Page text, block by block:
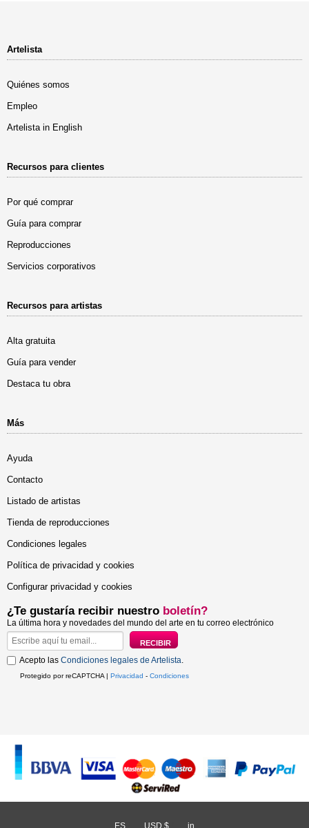
Artelista
Quiénes somos
Empleo
Artelista in English
Recursos para clientes
Por qué comprar
Guía para comprar
Reproducciones
Servicios corporativos
Recursos para artistas
Alta gratuita
Guía para vender
Destaca tu obra
Más
Ayuda
Contacto
Listado de artistas
Tienda de reproducciones
Condiciones legales
Política de privacidad y cookies
Configurar privacidad y cookies
¿Te gustaría recibir nuestro boletín?
La última hora y novedades del mundo del arte en tu correo electrónico
Acepto las Condiciones legales de Artelista.
Protegido por reCAPTCHA | Privacidad - Condiciones
ES USD $ in